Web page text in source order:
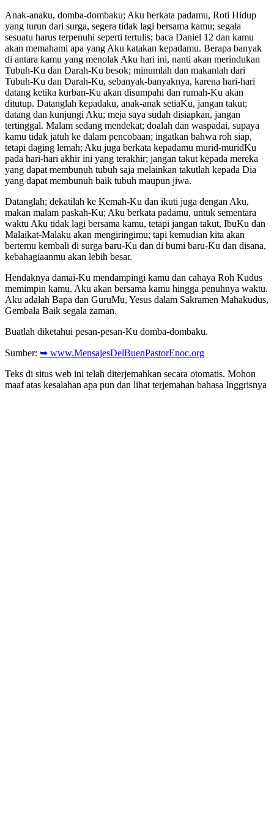
Anak-anaku, domba-dombaku; Aku berkata padamu, Roti Hidup
yang turun dari surga, segera tidak lagi bersama kamu; segala
sesuatu harus terpenuhi seperti tertulis; baca Daniel 12 dan kamu
akan memahami apa yang Aku katakan kepadamu. Berapa banyak
di antara kamu yang menolak Aku hari ini, nanti akan merindukan
Tubuh-Ku dan Darah-Ku besok; minumlah dan makanlah dari
Tubuh-Ku dan Darah-Ku, sebanyak-banyaknya, karena hari-hari
datang ketika kurban-Ku akan disumpahi dan rumah-Ku akan
ditutup. Datanglah kepadaku, anak-anak setiaKu, jangan takut;
datang dan kunjungi Aku; meja saya sudah disiapkan, jangan
tertinggal. Malam sedang mendekat; doalah dan waspadai, supaya
kamu tidak jatuh ke dalam pencobaan; ingatkan bahwa roh siap,
tetapi daging lemah; Aku juga berkata kepadamu murid-muridKu
pada hari-hari akhir ini yang terakhir; jangan takut kepada mereka
yang dapat membunuh tubuh saja melainkan takutlah kepada Dia
yang dapat membunuh baik tubuh maupun jiwa.
Datanglah; dekatilah ke Kemah-Ku dan ikuti juga dengan Aku,
makan malam paskah-Ku; Aku berkata padamu, untuk sementara
waktu Aku tidak lagi bersama kamu, tetapi jangan takut, IbuKu dan
Malaikat-Malaku akan mengiringimu; tapi kemudian kita akan
bertemu kembali di surga baru-Ku dan di bumi baru-Ku dan disana,
kebahagiaanmu akan lebih besar.
Hendaknya damai-Ku mendampingi kamu dan cahaya Roh Kudus
memimpin kamu. Aku akan bersama kamu hingga penuhnya waktu.
Aku adalah Bapa dan GuruMu, Yesus dalam Sakramen Mahakudus,
Gembala Baik segala zaman.
Buatlah diketahui pesan-pesan-Ku domba-dombaku.
Sumber: ➥ www.MensajesDelBuenPastorEnoc.org
Teks di situs web ini telah diterjemahkan secara otomatis. Mohon
maaf atas kesalahan apa pun dan lihat terjemahan bahasa Inggrisnya